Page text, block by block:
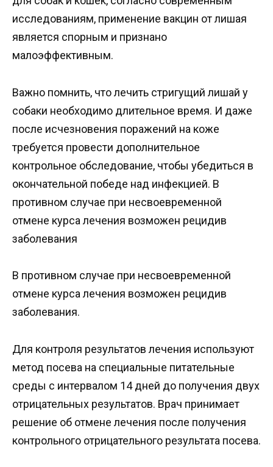
исследованиям, применение вакцин от лишая
является спорным и признано
малоэффективным.
Важно помнить, что лечить стригущий лишай у
собаки необходимо длительное время. И даже
после исчезновения поражений на коже
требуется провести дополнительное
контрольное обследование, чтобы убедиться в
окончательной победе над инфекцией. В
противном случае при несвоевременной
отмене курса лечения возможен рецидив
заболевания
В противном случае при несвоевременной
отмене курса лечения возможен рецидив
заболевания.
Для контроля результатов лечения используют
метод посева на специальные питательные
среды с интервалом 14 дней до получения двух
отрицательных результатов. Врач принимает
решение об отмене лечения после получения
контрольного отрицательного результата посева.